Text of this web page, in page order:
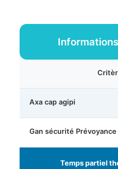
Axa cap agipi
Gan sécurité Prévoyance
Temps partiel